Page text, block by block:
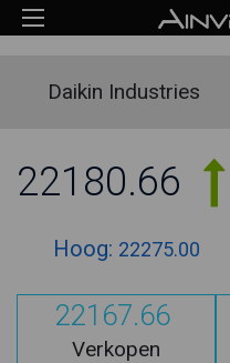
Daikin Industries
22180.66
Hoog: 22275.00
22167.66
Verkopen